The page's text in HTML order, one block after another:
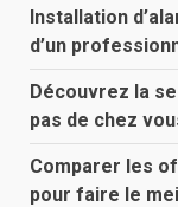
Installation
d’un
Découvrez la
pas de chez
Comparer les
pour faire le